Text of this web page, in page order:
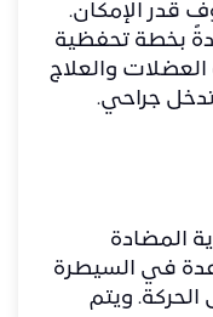
قدر الإمكان.
بخطة تحفظية
والعلاج
جراحي.
المضادة
في السيطرة
ويتم